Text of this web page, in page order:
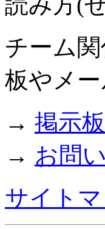
チーム
板やメ
→ 掲示板
→ お問
サイト